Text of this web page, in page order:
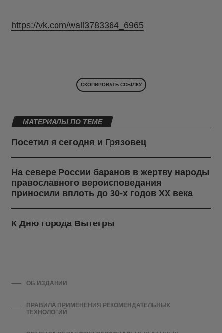
https://vk.com/wall3783364_6965
СКОПИРОВАТЬ ССЫЛКУ
МАТЕРИАЛЫ ПО ТЕМЕ
Посетил я сегодня и Грязовец
На севере России баранов в жертву народы
православного вероисповедания
приносили вплоть до 30-х годов ХХ века
К Дню города Вытегры
ОБ ИЗДАНИИ
ПРАВИЛА ПРИМЕНЕНИЯ РЕКОМЕНДАТЕЛЬНЫХ
ТЕХНОЛОГИЙ